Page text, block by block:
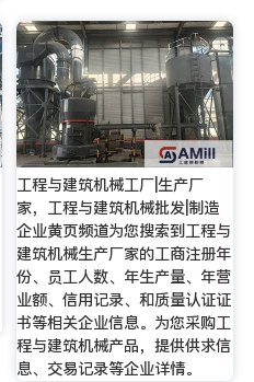
工程与建筑机械工厂|生产厂
家，工程与建筑机械批发|制造
企业黄页频道为您搜索到工程与
建筑机械生产厂家的工商注册年
份、员工人数、年生产量、年营
业额、信用记录、和质量认证证
书等相关企业信息。为您采购工
程与建筑机械产品，提供供求信
息、交易记录等企业详情。